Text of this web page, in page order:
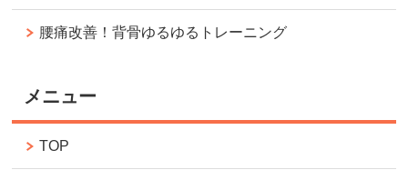
腰痛改善！背骨ゆるゆるトレーニング
メニュー
TOP